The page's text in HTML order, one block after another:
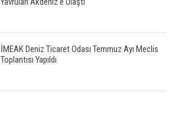
İMEAK Deniz Ticaret Odası Temmuz Ayı Meclis
Toplantısı Yapıldı